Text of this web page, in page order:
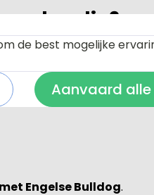
Engelse Bulldog.
de best mogelijke
Aanvaard